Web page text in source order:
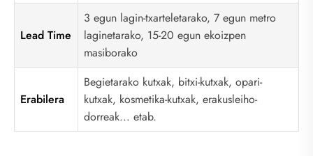
Lead Time
3 egun lagin-txarteletarako, 7 egun metro
laginetarako, 15-20 egun ekoizpen
masiborako
Erabilera
Begietarako kutxak, bitxi-kutxak, opari-
kutxak, kosmetika-kutxak, erakusleiho-
dorreak... etab.